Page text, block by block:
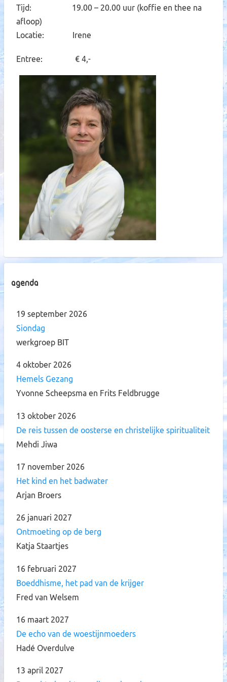
Tijd: 19.00 – 20.00 uur (koffie en thee na
afloop)
Locatie: Irene
Entree: € 4,-
Agenda
19 september 2026
Siondag
werkgroep BIT
4 oktober 2026
Hemels Gezang
Yvonne Scheepsma en Frits Feldbrugge
13 oktober 2026
De reis tussen de oosterse en christelijke spiritualiteit
Mehdi Jiwa
17 november 2026
Het kind en het badwater
Arjan Broers
26 januari 2027
Ontmoeting op de berg
Katja Staartjes
16 februari 2027
Boeddhisme, het pad van de krijger
Fred van Welsem
16 maart 2027
De echo van de woestijnmoeders
Hadé Overdulve
13 april 2027